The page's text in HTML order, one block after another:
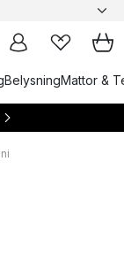
BelysningMattor &